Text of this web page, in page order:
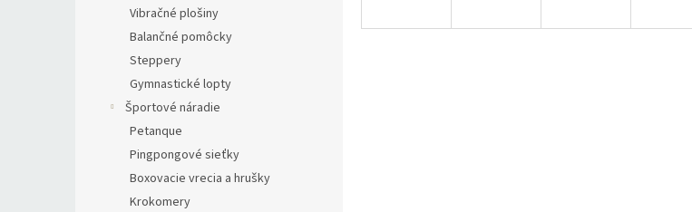
Vibračné plošiny
Balančné pomôcky
Steppery
Gymnastické lopty
Športové náradie
Petanque
Pingpongové sieťky
Boxovacie vrecia a hrušky
Krokomery